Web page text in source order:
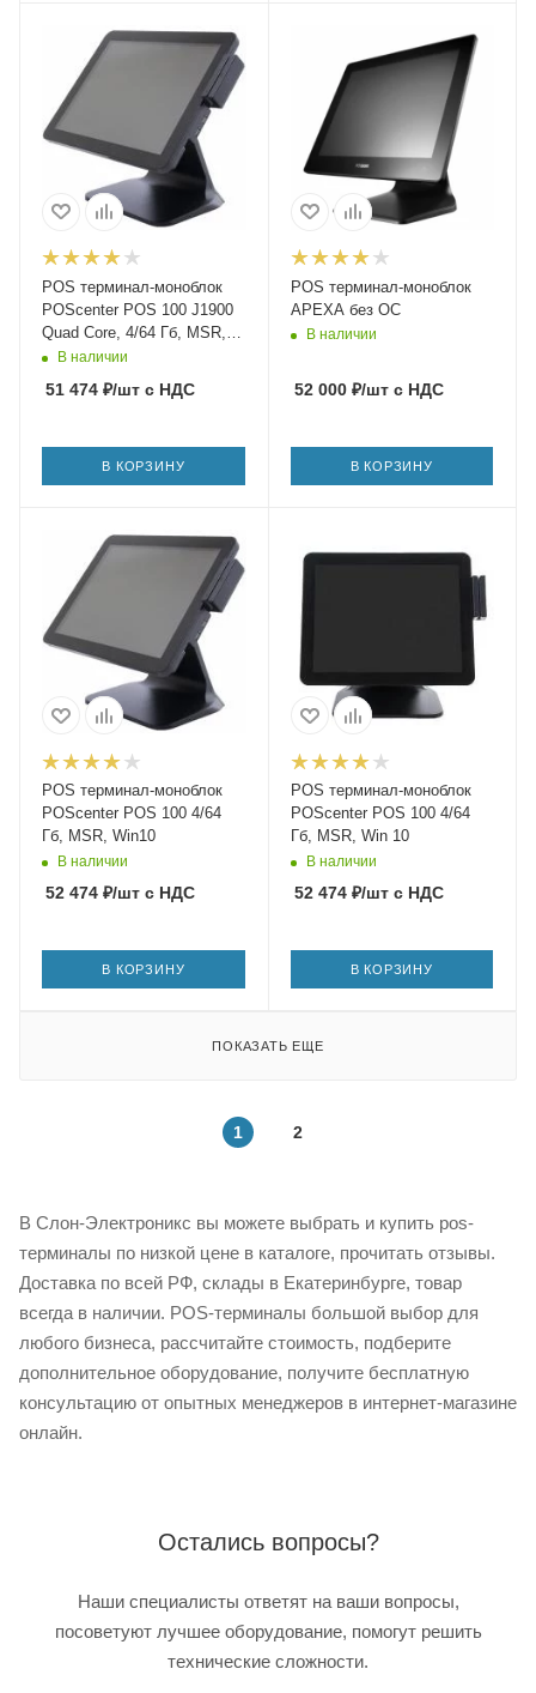
POS терминал-моноблок
POScenter POS 100 J1900
Quad Core, 4/64 Гб, MSR,
Win 10
В наличии
51 474 ₽/шт с НДС
В КОРЗИНУ
POS терминал-моноблок
APEXA без ОС
В наличии
52 000₽/штс НДС
В КОРЗИНУ
POS терминал-моноблок
POScenter POS 100 4/64
Гб, MSR, Win10
В наличии
52 474 ₽/шт с НДС
В КОРЗИНУ
POS терминал-моноблок
POScenter POS 100 4/64
Гб, MSR, Win 10
В наличии
52 474₽/штс НДС
В КОРЗИНУ
ПОКАЗАТЬ ЕЩЕ
1 2
В Слон-Электроникс вы можете выбрать и купить pos-
терминалы по низкой цене в каталоге, прочитать отзывы.
Доставка по всей РФ, склады в Екатеринбурге, товар
всегда в наличии. POS-терминалы большой выбор для
любого бизнеса, рассчитайте стоимость, подберите
дополнительное оборудование, получите бесплатную
консультацию от опытных менеджеров в интернет-магазине
онлайн.
Остались вопросы?
Наши специалисты ответят на ваши вопросы,
посоветуют лучшее оборудование, помогут решить
технические сложности.